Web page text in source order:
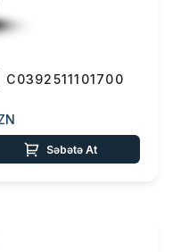
Səbətə At
0 ₼
et